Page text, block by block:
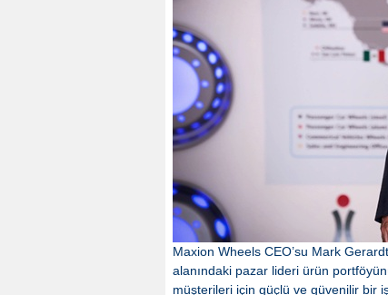
Maxion Wheels CEO’su Mark
alanındaki pazar lideri ürün
müşterileri için güçlü ve güvenilir bir